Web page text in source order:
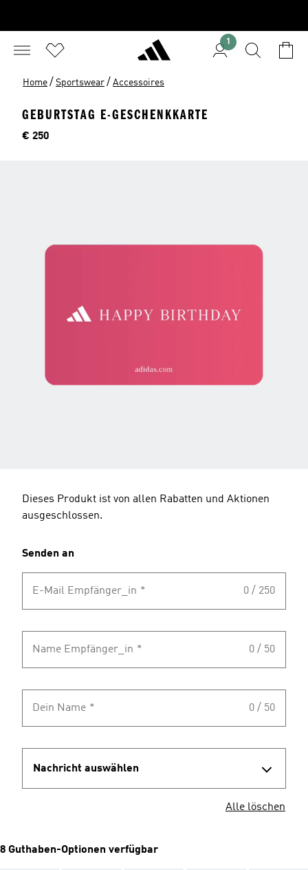
1
Home / Sportswear / Accessoires
GEBURTSTAG E-GESCHENKKARTE
Preis
€ 250
Dieses Produkt ist von allen Rabatten und Aktionen
ausgeschlossen.
Senden an
E-Mail Empfänger_in * 0 / 250
Name Empfänger_in * 0 / 50
Dein Name * 0 / 50
Nachricht auswählen
Alle löschen
8 Guthaben-Optionen verfügbar